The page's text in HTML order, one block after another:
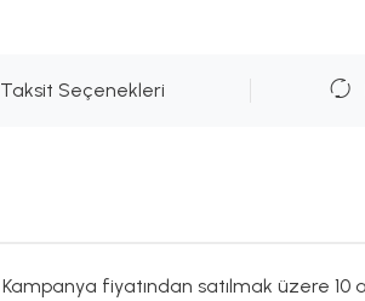
Taksit Seçenekleri
Kampanya fiyatından satılmak üzere